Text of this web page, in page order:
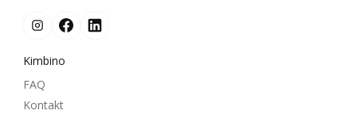
Kimbino
FAQ
Kontakt